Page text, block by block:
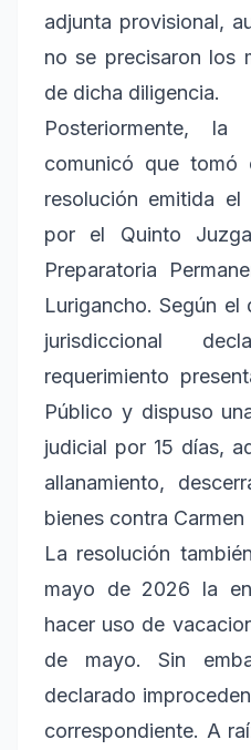
adjunta provisional,
no se precisaron los
de dicha diligencia.
Posteriormente, la
comunicó que tomó
resolución emitida
por el Quinto
Preparatoria
Lurigancho. Según
jurisdiccional
requerimiento
Público y dispuso
judicial por 15 días,
allanamiento,
bienes contra
La resolución
mayo de 2026 la
hacer uso de
de mayo. Sin
declarado
correspondiente. A